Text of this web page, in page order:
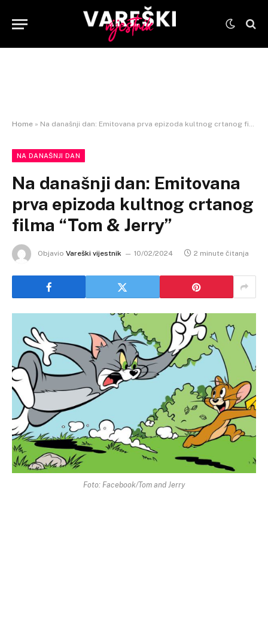
Home » Na današnji dan: Emitovana prva epizoda kultnog crtanog filma “Tom & Jerry”
NA DANAŠNJI DAN
Na današnji dan: Emitovana
prva epizoda kultnog crtanog
filma “Tom & Jerry”
Objavio Vareški vijestnik 10/02/2024 2 minute čitanja
Foto: Facebook/Tom and Jerry